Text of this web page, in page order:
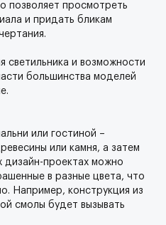
позволяет просмотреть
и придать бликам
светильника и возможности
большинства моделей
или гостиной –
или камня, а затем
дизайн-проектах можно
в разные цвета, что
Например, конструкция из
смолы будет вызывать